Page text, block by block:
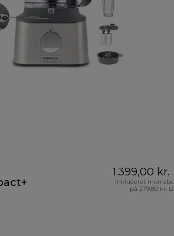
1.399,00 kr.
Inkluderet
på 279,80 kr.